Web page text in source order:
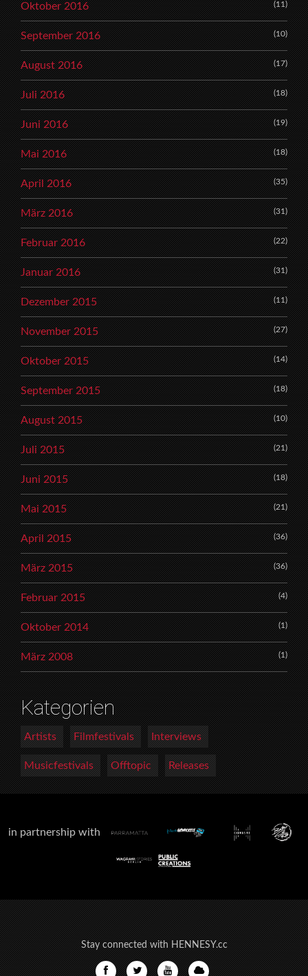
Oktober 2016 (11)
September 2016 (10)
August 2016 (17)
Juli 2016 (18)
Juni 2016 (19)
Mai 2016 (18)
April 2016 (35)
März 2016 (31)
Februar 2016 (22)
Januar 2016 (31)
Dezember 2015 (11)
November 2015 (27)
Oktober 2015 (14)
September 2015 (18)
August 2015 (10)
Juli 2015 (21)
Juni 2015 (18)
Mai 2015 (21)
April 2015 (36)
März 2015 (36)
Februar 2015 (4)
Oktober 2014 (1)
März 2008 (1)
Kategorien
Artists Filmfestivals Interviews
Musicfestivals Offtopic Releases
in partnership with
Stay connected with HENNESY.cc